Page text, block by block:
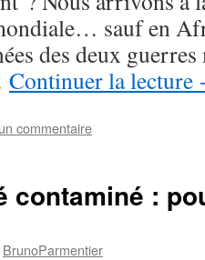
sauf en
des deux
Continuer la lecture
commentaire
contaminé :
BrunoParmentier